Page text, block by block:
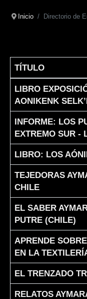
Inicio Directorio de
TÍTULO
LIBRO
AONIKENK
INFORME: LOS
EXTREMO SUR -
LIBRO: LOS
TEJEDORAS
CHILE
EL SABER
PUTRE (CHILE)
APRENDE
EN LA
EL TRENZADO
RELATOS